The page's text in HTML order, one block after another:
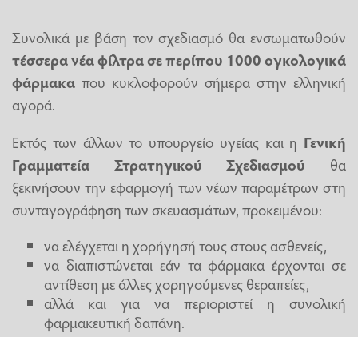
Συνολικά με βάση τον σχεδιασμό θα ενσωματωθούν
τέσσερα νέα φίλτρα σε περίπου 1000 ογκολογικά
φάρμακα που κυκλοφορούν σήμερα στην ελληνική
αγορά.
Εκτός των άλλων το υπουργείο υγείας και η Γενική
Γραμματεία Στρατηγικού Σχεδιασμού θα
ξεκινήσουν την εφαρμογή των νέων παραμέτρων στη
συνταγογράφηση των σκευασμάτων, προκειμένου:
να ελέγχεται η χορήγησή τους στους ασθενείς,
να διαπιστώνεται εάν τα φάρμακα έρχονται σε
αντίθεση με άλλες χορηγούμενες θεραπείες,
αλλά και για να περιοριστεί η συνολική
φαρμακευτική δαπάνη.